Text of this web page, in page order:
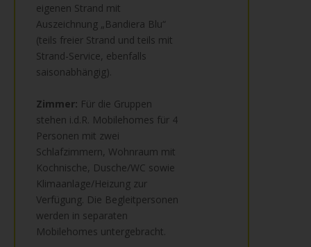
eigenen Strand mit
Auszeichnung „Bandiera Blu“
(teils freier Strand und teils mit
Strand-Service, ebenfalls
saisonabhängig).
Zimmer: Für die Gruppen
stehen i.d.R. Mobilehomes für 4
Personen mit zwei
Schlafzimmern, Wohnraum mit
Kochnische, Dusche/WC sowie
Klimaanlage/Heizung zur
Verfügung. Die Begleitpersonen
werden in separaten
Mobilehomes untergebracht.